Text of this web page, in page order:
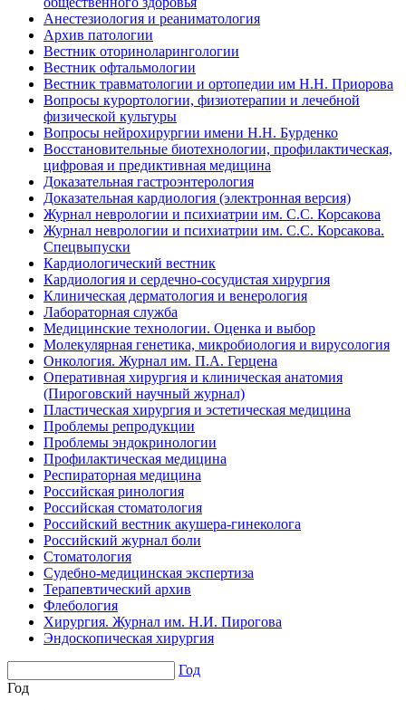
Анестезиология и реаниматология
Архив патологии
Вестник оториноларингологии
Вестник офтальмологии
Вестник травматологии и ортопедии им Н.Н. Приорова
Вопросы курортологии, физиотерапии и лечебной
физической культуры
Вопросы нейрохирургии имени Н.Н. Бурденко
Восстановительные биотехнологии, профилактическая,
цифровая и предиктивная медицина
Доказательная гастроэнтерология
Доказательная кардиология (электронная версия)
Журнал неврологии и психиатрии им. С.С. Корсакова
Журнал неврологии и психиатрии им. С.С. Корсакова.
Спецвыпуски
Кардиологический вестник
Кардиология и сердечно-сосудистая хирургия
Клиническая дерматология и венерология
Лабораторная служба
Медицинские технологии. Оценка и выбор
Молекулярная генетика, микробиология и вирусология
Онкология. Журнал им. П.А. Герцена
Оперативная хирургия и клиническая анатомия
(Пироговский научный журнал)
Пластическая хирургия и эстетическая медицина
Проблемы репродукции
Проблемы эндокринологии
Профилактическая медицина
Респираторная медицина
Российская ринология
Российская стоматология
Российский вестник акушера-гинеколога
Российский журнал боли
Стоматология
Судебно-медицинская экспертиза
Терапевтический архив
Флебология
Хирургия. Журнал им. Н.И. Пирогова
Эндоскопическая хирургия
Год
Год